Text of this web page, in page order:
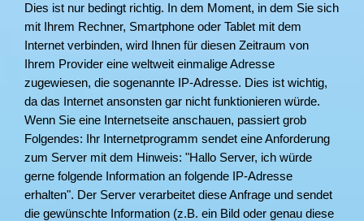
Dies ist nur bedingt richtig. In dem Moment, in dem Sie sich
mit Ihrem Rechner, Smartphone oder Tablet mit dem
Internet verbinden, wird Ihnen für diesen Zeitraum von
Ihrem Provider eine weltweit einmalige Adresse
zugewiesen, die sogenannte IP-Adresse. Dies ist wichtig,
da das Internet ansonsten gar nicht funktionieren würde.
Wenn Sie eine Internetseite anschauen, passiert grob
Folgendes: Ihr Internetprogramm sendet eine Anforderung
zum Server mit dem Hinweis: "Hallo Server, ich würde
gerne folgende Information an folgende IP-Adresse
erhalten". Der Server verarbeitet diese Anfrage und sendet
die gewünschte Information (z.B. ein Bild oder genau diese